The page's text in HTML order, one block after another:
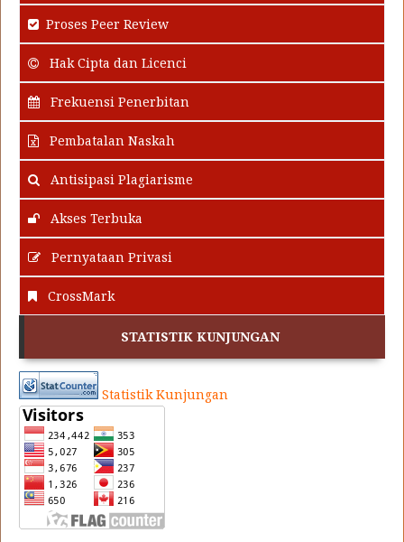
Proses Peer Review
Hak Cipta dan Licenci
Frekuensi Penerbitan
Pembatalan Naskah
Antisipasi Plagiarisme
Akses Terbuka
Pernyataan Privasi
CrossMark
STATISTIK KUNJUNGAN
Statistik Kunjungan